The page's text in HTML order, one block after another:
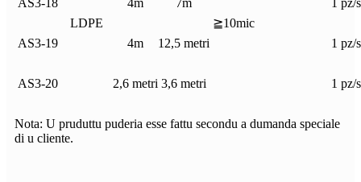
LDPE ≧10mic
AS3-18 4m 7m 1
AS3-19 4m 12,5 metri 1 pz/
AS3-20 2,6 metri 3,6 metri 1 pz/
Nota: U pruduttu puderia esse fattu secondu a dumanda speciale
di u cliente.